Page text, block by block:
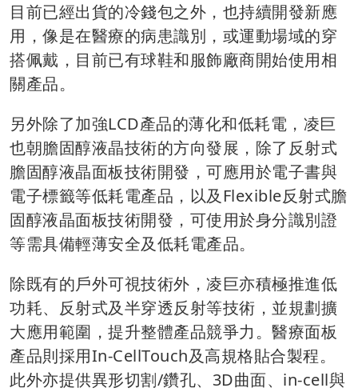
目前已經出貨的冷錢包之外，也持續開發新應
用，像是在醫療的病患識別，或運動場域的穿
搭佩戴，目前已有球鞋和服飾廠商開始使用相
關產品。
另外除了加強LCD產品的薄化和低耗電，凌巨
也朝膽固醇液晶技術的方向發展，除了反射式
膽固醇液晶面板技術開發，可應用於電子書與
電子標籤等低耗電產品，以及Flexible反射式膽
固醇液晶面板技術開發，可使用於身分識別證
等需具備輕薄安全及低耗電產品。
除既有的戶外可視技術外，凌巨亦積極推進低
功耗、反射式及半穿透反射等技術，並規劃擴
大應用範圍，提升整體產品競爭力。醫療面板
產品則採用In-CellTouch及高規格貼合製程。
此外亦提供異形切割/鑽孔、3D曲面、in-cell與